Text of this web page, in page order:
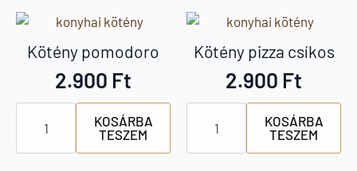
Kötény pomodoro
2.900 Ft
Kötény
pomodoro
mennyiség
KOSÁRBA
TESZEM
Kötény pizza csíkos
2.900 Ft
Kötény
pizza
csíkos
mennyiség
KOSÁRBA
TESZEM